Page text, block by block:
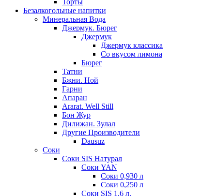
Торты
Безалкогольные напитки
Минеральная Вода
Джермук. Бюрег
Джермук
Джермук классика
Со вкусом лимона
Бюрег
Татни
Бжни. Ной
Гарни
Апаран
Ararat. Well Still
Бон Жур
Дилижан. Зулал
Другие Производители
Dausuz
Соки
Соки SIS Натурал
Соки YAN
Соки 0,930 л
Соки 0,250 л
Соки SIS 1,6 л.